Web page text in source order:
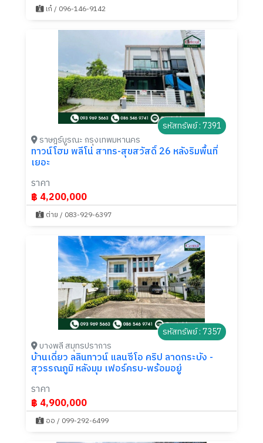
เก๋ / 096-146-9142
รหัสทรัพย์ : 7391
ราษฎร์บูรณะ กรุงเทพมหานคร
ทาวน์โฮม พลีโน่ สาทร-สุขสวัสดิ์ 26 หลังริมพื้นที่
เยอะ
ราคา
฿ 4,200,000
ต่าย / 083-929-6397
รหัสทรัพย์ : 7357
บางพลี สมุทรปราการ
บ้านเดี่ยว ลลินทาวน์ แลนซีโอ คริป ลาดกระบัง -
สุวรรณภูมิ หลังมุม เฟอร์ครบ-พร้อมอยู่
ราคา
฿ 4,900,000
ออ / 099-292-6499